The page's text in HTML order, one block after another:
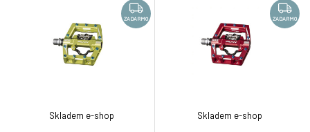
vhodnější pro některé způsoby
použití (a jezdce s menší
nohou). Elitní jednostranné
nášlapné lehké a odolné pedály
s integrovaným systémem
vhodnější pro některé způsoby
použití (a jezdce s menší
nohou). Elitní jednostranné
nášlapné lehké a odolné pedály
s integrovaným systémem
ZADARMO
Skladem e-shop
ZADARMO
Skladem e-shop